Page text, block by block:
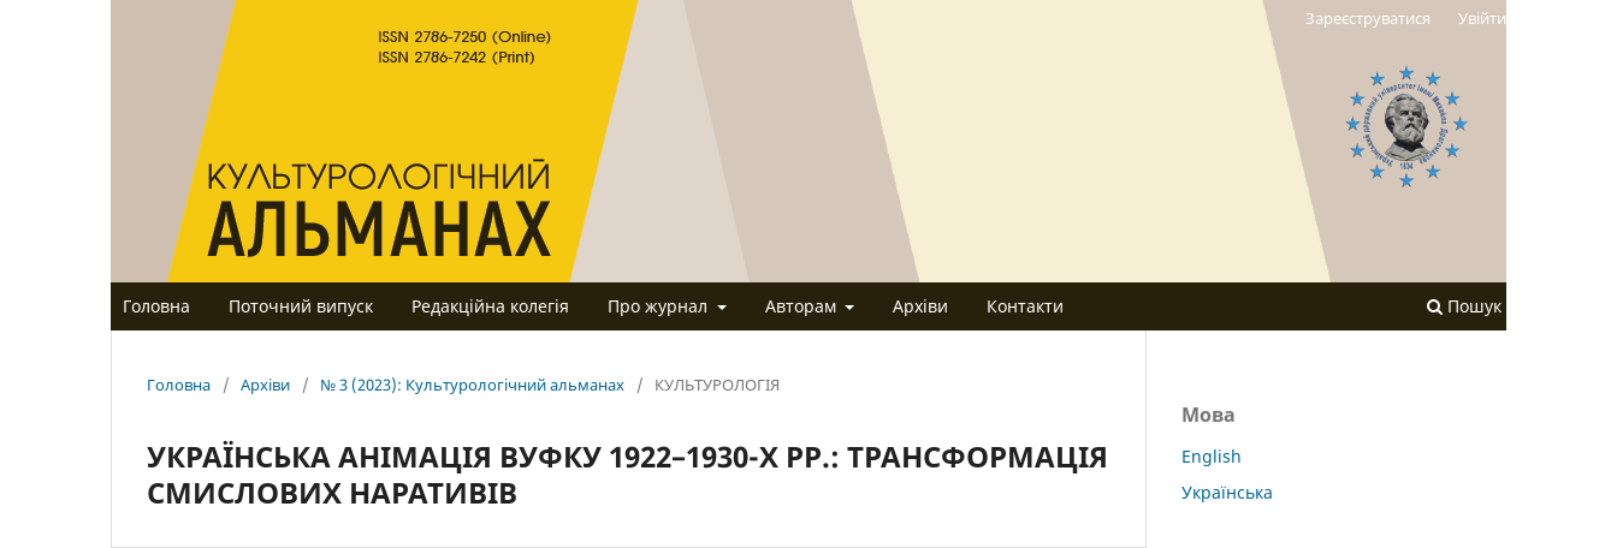
Головна Поточний випуск Редакційна колегія Про журнал Авторам Архіви Контакти Пошук
Зареєструватися Увійти
Головна / Архіви / № 3 (2023): Культурологічний альманах / КУЛЬТУРОЛОГІЯ
УКРАЇНСЬКА АНІМАЦІЯ ВУФКУ 1922–1930-Х РР.: ТРАНСФОРМАЦІЯ
СМИСЛОВИХ НАРАТИВІВ
Мова
English
Українська